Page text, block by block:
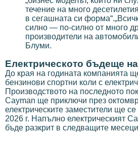
течение на много
в сегашната си
силно — по-силно от много
производители на
Блуми.
Електрическото бъдеще
До края на годината компанията
бензинови спортни коли с
Производството на последното
Cayman ще приключи през
електрическите заместители ще
2026 г. Напълно електрическият
бъде разкрит в следващите